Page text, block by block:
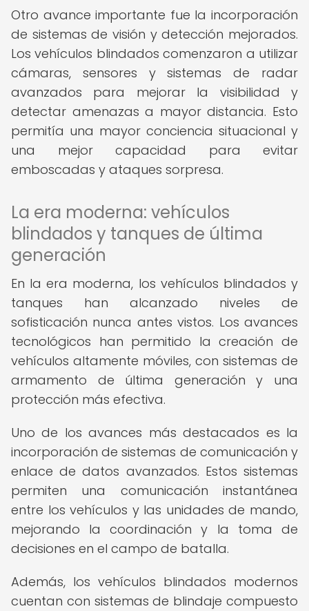
Otro avance importante fue la incorporación
de sistemas de visión y detección mejorados.
Los vehículos blindados comenzaron a utilizar
cámaras, sensores y sistemas de radar
avanzados para mejorar la visibilidad y
detectar amenazas a mayor distancia. Esto
permitía una mayor conciencia situacional y
una mejor capacidad para evitar
emboscadas y ataques sorpresa.
La era moderna: vehículos
blindados y tanques de última
generación
En la era moderna, los vehículos blindados y
tanques han alcanzado niveles de
sofisticación nunca antes vistos. Los avances
tecnológicos han permitido la creación de
vehículos altamente móviles, con sistemas de
armamento de última generación y una
protección más efectiva.
Uno de los avances más destacados es la
incorporación de sistemas de comunicación y
enlace de datos avanzados. Estos sistemas
permiten una comunicación instantánea
entre los vehículos y las unidades de mando,
mejorando la coordinación y la toma de
decisiones en el campo de batalla.
Además, los vehículos blindados modernos
cuentan con sistemas de blindaje compuesto